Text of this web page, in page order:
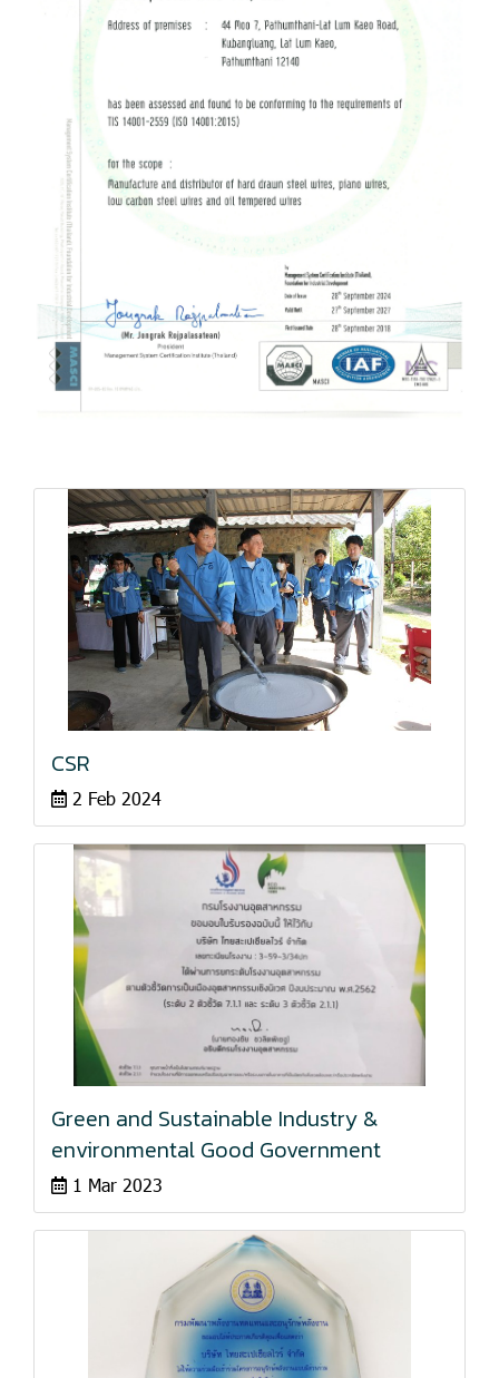
CSR
2 Feb 2024
Green and Sustainable Industry &
environmental Good Government
1 Mar 2023